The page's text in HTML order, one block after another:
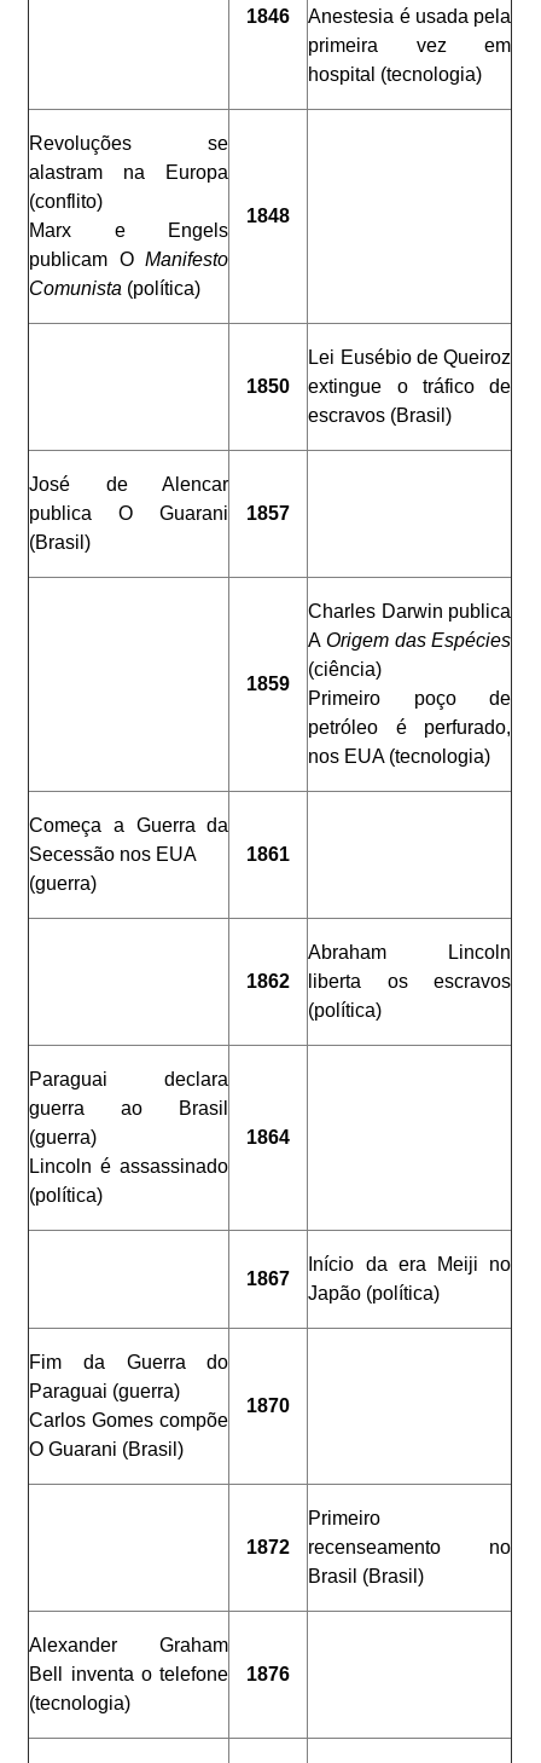
1846
Anestesia é usada pela
primeira vez em
hospital (tecnologia)
Revoluções se
alastram na Europa
(conflito)
Marx e Engels
publicam OManifesto
Comunista (política)
1848
1850
Lei Eusébio de Queiroz
extingue o tráfico de
escravos (Brasil)
José de Alencar
publica O Guarani
(Brasil)
1857
1859
Charles Darwin publica
AOrigem das Espécies
(ciência)
Primeiro poço de
petróleo é perfurado,
nos EUA (tecnologia)
Começa a Guerra da
Secessão nos EUA
(guerra)
1861
1862
Abraham Lincoln
liberta os escravos
(política)
Paraguai declara
guerra ao Brasil
(guerra)
Lincoln é assassinado
(política)
1864
1867
Início da era Meiji no
Japão (política)
Fim da Guerra do
Paraguai (guerra)
Carlos Gomes compõe
O Guarani (Brasil)
1870
1872
Primeiro
recenseamento no
Brasil (Brasil)
Alexander Graham
Bell inventa o telefone
(tecnologia)
1876